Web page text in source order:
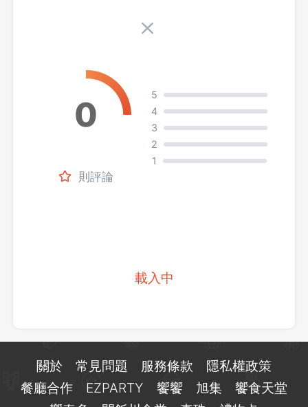
則評論
5
4
3
2
1
載入中
關於 常見問題 服務條款
隱私權政策
餐廳合作
EZPARTY 饗饗 旭集
饗食天堂